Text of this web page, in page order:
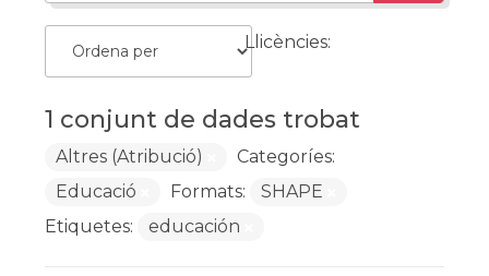
1 conjunt de dades trobat
Llicències:
Altres (Atribució)
Categoríes:
Educació
Formats:
SHAPE
Etiquetes:
educación